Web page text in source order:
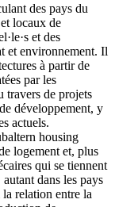
des pays du
locaux de
et des
et environnement. Il
à partir de
par les
travers de projets
développement, y
actuels.
housing
logement et, plus
qui se tiennent
dans les pays
relation entre la